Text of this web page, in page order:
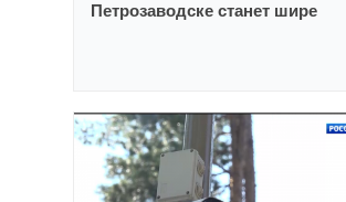
Петрозаводске станет шире